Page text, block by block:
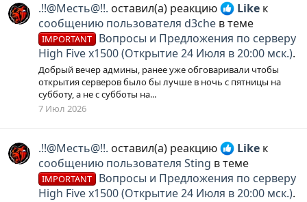
.!!@Месть@!!. оставил(а) реакцию Like к
сообщению пользователя d3che в теме
IMPORTANT Вопросы и Предложения по серверу
High Five x1500 (Открытие 24 Июля в 20:00 мск.).
Добрый вечер админы, ранее уже обговаривали чтобы
открытия серверов было бы лучше в ночь с пятницы на
субботу, а не с субботы на...
7 Июл 2026
.!!@Месть@!!. оставил(а) реакцию Like к
сообщению пользователя Sting в теме
IMPORTANT Вопросы и Предложения по серверу
High Five x1500 (Открытие 24 Июля в 20:00 мск.).